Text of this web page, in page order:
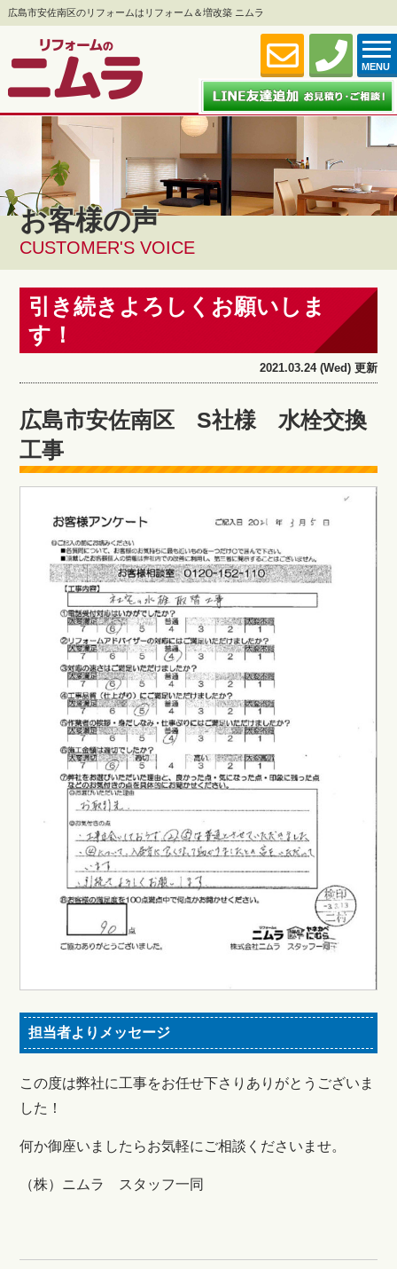
広島市安佐南区のリフォームはリフォーム＆増改築 ニムラ
MENU
お客様の声
CUSTOMER'S VOICE
引き続きよろしくお願いしま
す！
2021.03.24 (Wed) 更新
広島市安佐南区 S社様 水栓交換
工事
担当者よりメッセージ
この度は弊社に工事をお任せ下さりありがとうございま
した！
何か御座いましたらお気軽にご相談くださいませ。
（株）ニムラ スタッフ一同